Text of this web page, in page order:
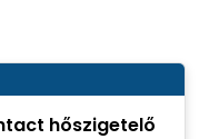
hőszigetelő